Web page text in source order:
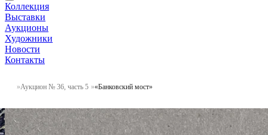
Коллекция
Выставки
Аукционы
Художники
Новости
Контакты
Аукцион № 36, часть 5 «Банковский мост»